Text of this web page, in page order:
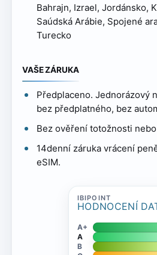
Bahrajn, Izrael, Jordánsko,
Saúdská Arábie, Spojené
Turecko
VAŠE ZÁRUKA
Předplaceno. Jednorázový
bez předplatného, bez
Bez ověření totožnosti
14denní záruka vrácení
eSIM.
HODNOCENÍ
A+
A
B